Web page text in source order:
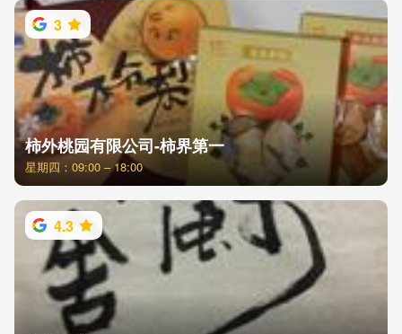
3
柿外桃园有限公司-柿界第一
星期四：09:00 – 18:00
4.3